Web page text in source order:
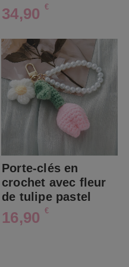
34,90 €
Porte-clés en
crochet avec fleur
de tulipe pastel
16,90 €